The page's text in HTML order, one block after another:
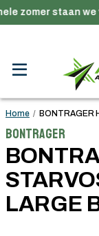
zomer staan we
Gratis
Gratis
Home / BONTRAGER
Bontrager
LARGE